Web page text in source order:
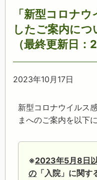
「新型コロナ
したご案内につ
（最終更新日：
2023年10月17日
新型コロナウイルス
まへのご案内を以下
※2023年5月8日
の 「入院」に関